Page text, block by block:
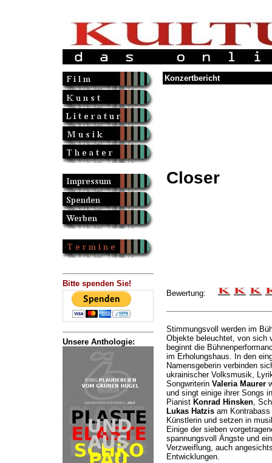
Bitte spenden Sie!
Unsere Anthologie:
Konzertbericht
Closer
Bewertung:
Stimmungsvoll werden im
Objekte beleuchtet, von sich
beginnt die
im Erholungshaus. In den
Namensgeberin verbinden
ukrainischer Volksmusik,
Songwriterin Valeria Maurer
und singt einige ihrer Songs
Pianist Konrad Hinsken,
Lukas Hatzisam Kontrabass
Künstlerin und setzen in
Einige der sieben
spannungsvoll Ängste und
Verzweiflung, auch
Entwicklungen.